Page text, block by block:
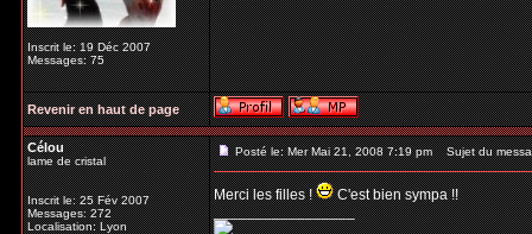
Inscrit le: 19 Déc 2007
Messages: 75
Revenir en haut de page
Célou
lame de cristal
Inscrit le: 25 Fév 2007
Messages: 272
Localisation: Lyon
Posté le: Mer Mai 21, 2008 7:19 pm Sujet du
Merci les filles !
C'est bien sympa !!
_________________